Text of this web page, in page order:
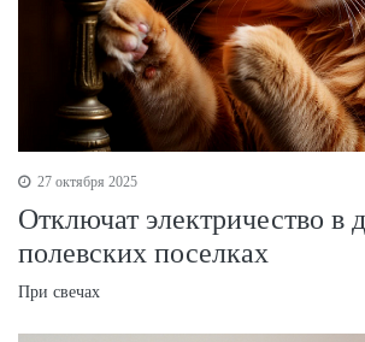
27 октября 2025
Отключат электричество в
полевских поселках
При свечах